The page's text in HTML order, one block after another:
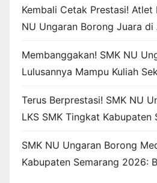
Kembali Cetak Prestasi! Atlet
NU Ungaran Borong Juara
Membanggakan! SMK NU
Lulusannya Mampu Kuliah
Terus Berprestasi! SMK NU
LKS SMK Tingkat Kabupaten
SMK NU Ungaran Borong
Kabupaten Semarang 2026: